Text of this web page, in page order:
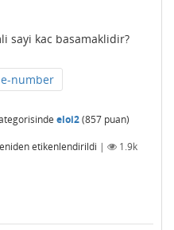
sayi kac basamaklidir?
number
eloi2(857 puan)
etikenlendirildi |
1.9k